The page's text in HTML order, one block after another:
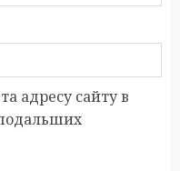
адресу сайту в